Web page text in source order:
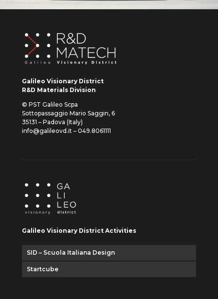
Galileo Visionary District
R&D Materials Division
© PST Galileo Scpa
Sottopassaggio Mario Saggin, 6
35131 – Padova (Italy)
info@galileovd.it – 049.8061111
Galileo Visionary District Activities
SID – Scuola Italiana Design
Startcube